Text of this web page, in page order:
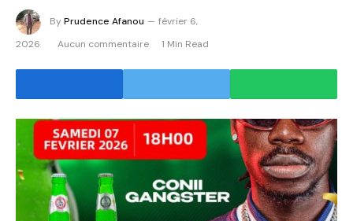
ByPrudence Afanou
février 6,
2026
Aucun commentaire 1 Min Read